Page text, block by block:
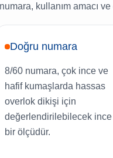
kullanım amacı
Doğru numara
8/60 numara, çok ince ve
hafif kumaşlarda hassas
overlok dikişi için
değerlendirilebilecek ince
bir ölçüdür.